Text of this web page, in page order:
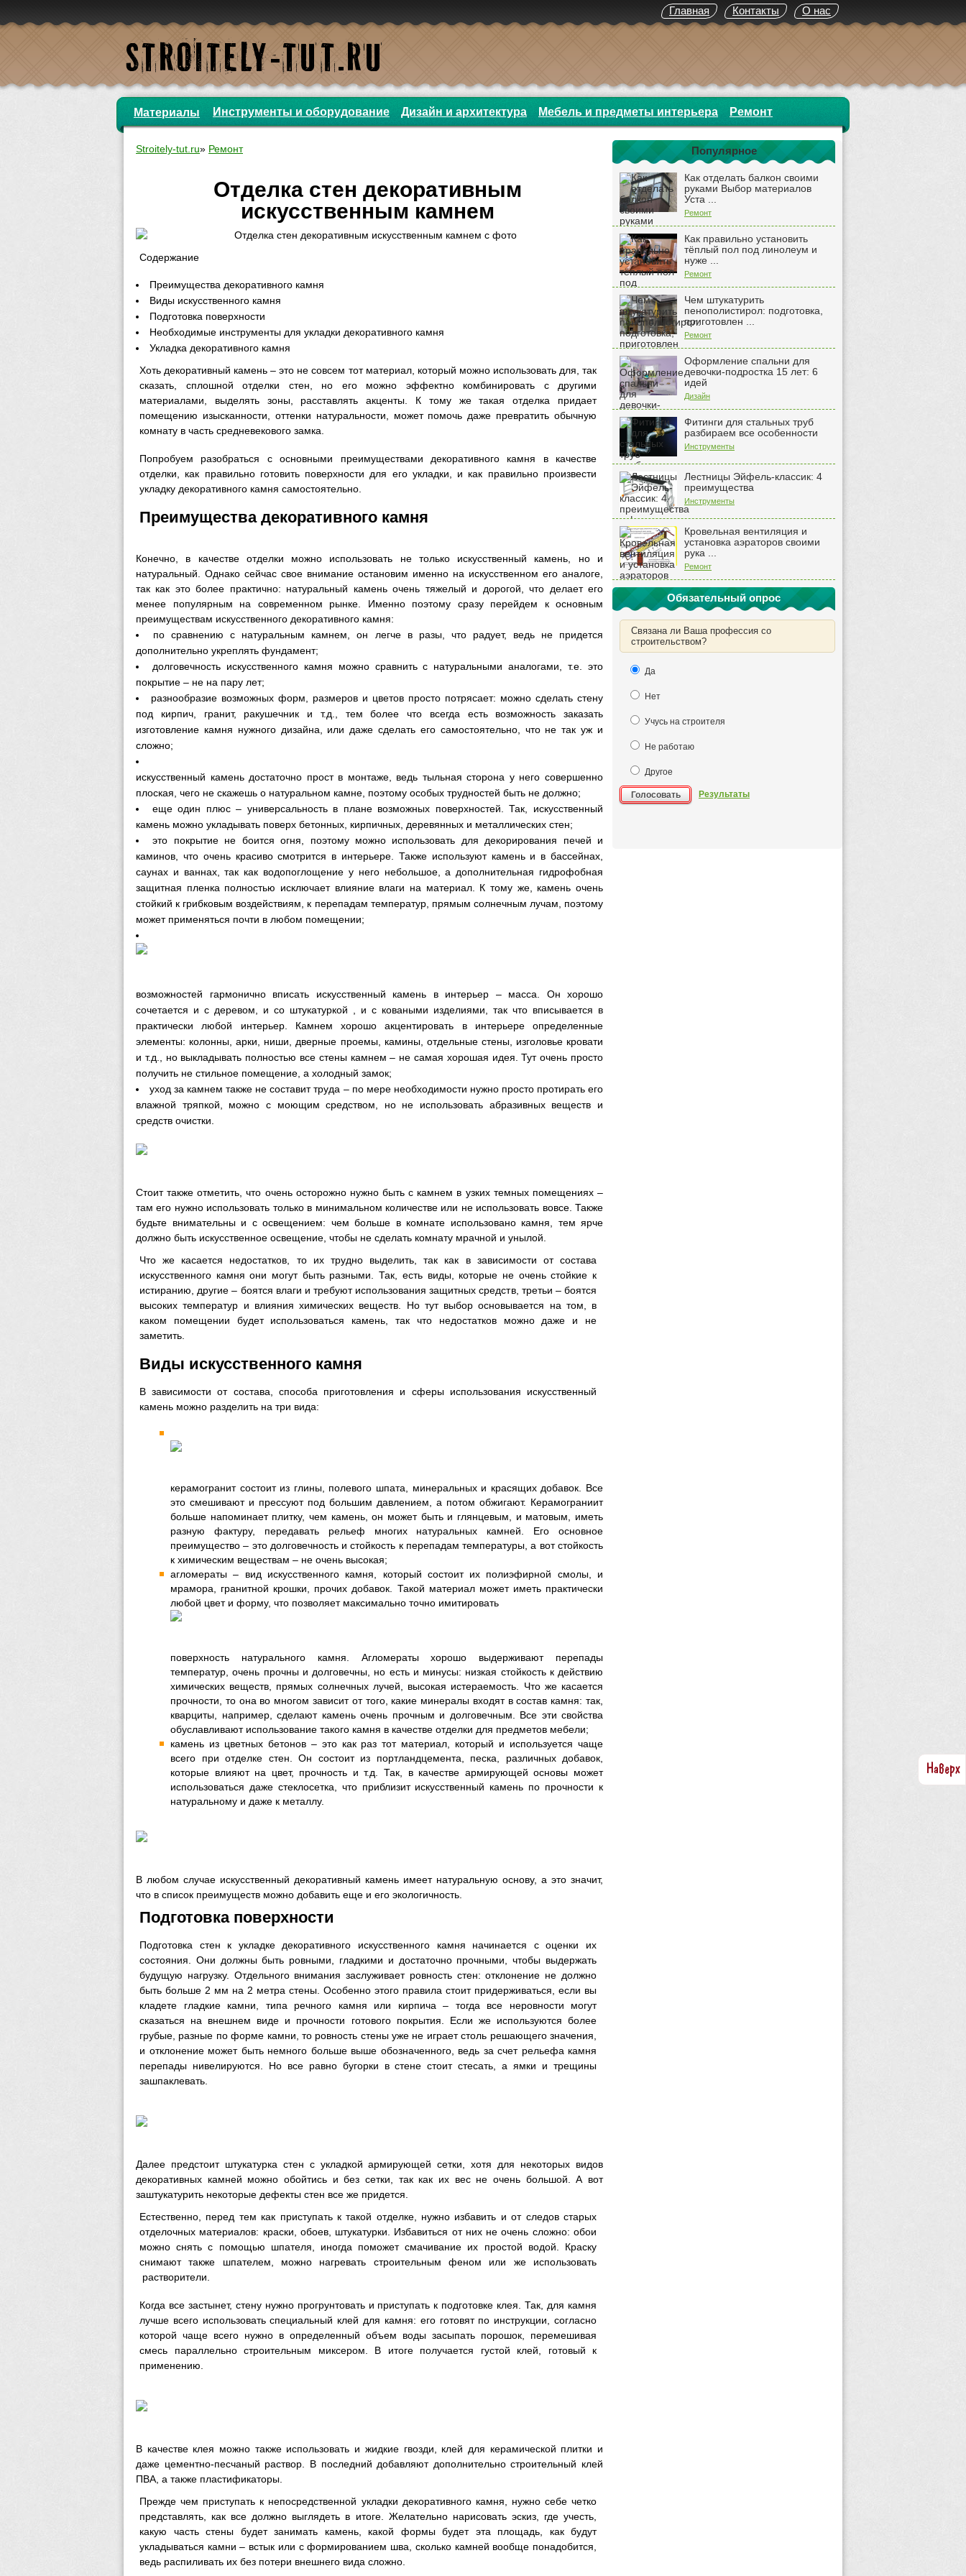
О нас
Контакты
Главная
Материалы Инструменты и оборудование Дизайн и архитектура Мебель и предметы интерьера Ремонт
Популярное
Как отделать балкон своими
руками Выбор материалов
Уста ...
Ремонт
Как правильно установить
тёплый пол под линолеум и
нуже ...
Ремонт
Чем штукатурить
пенополистирол: подготовка,
приготовлен ...
Ремонт
Оформление спальни для
девочки-подростка 15 лет: 6
идей
Дизайн
Фитинги для стальных труб
разбираем все особенности
Инструменты
Лестницы Эйфель-классик: 4
преимущества
Инструменты
Кровельная вентиляция и
установка аэраторов своими
рука ...
Ремонт
Обязательный опрос
Связана ли Ваша профессия со
строительством?
Да
Нет
Учусь на строителя
Не работаю
Другое
Голосовать Результаты
Stroitely-tut.ru» Ремонт
Отделка стен декоративным
искусственным камнем
Содержание
Преимущества декоративного камня
Виды искусственного камня
Подготовка поверхности
Необходимые инструменты для укладки декоративного камня
Укладка декоративного камня
Хоть декоративный камень – это не совсем тот материал, который можно использовать для, так
сказать, сплошной отделки стен, но его можно эффектно комбинировать с другими
материалами, выделять зоны, расставлять акценты. К тому же такая отделка придает
помещению изысканности, оттенки натуральности, может помочь даже превратить обычную
комнату в часть средневекового замка.
Попробуем разобраться с основными преимуществами декоративного камня в качестве
отделки, как правильно готовить поверхности для его укладки, и как правильно произвести
укладку декоративного камня самостоятельно.
Преимущества декоративного камня
Конечно, в качестве отделки можно использовать не только искусственный камень, но и
натуральный. Однако сейчас свое внимание остановим именно на искусственном его аналоге,
так как это более практично: натуральный камень очень тяжелый и дорогой, что делает его
менее популярным на современном рынке. Именно поэтому сразу перейдем к основным
преимуществам искусственного декоративного камня:
по сравнению с натуральным камнем, он легче в разы, что радует, ведь не придется
дополнительно укреплять фундамент;
долговечность искусственного камня можно сравнить с натуральными аналогами, т.е. это
покрытие – не на пару лет;
разнообразие возможных форм, размеров и цветов просто потрясает: можно сделать стену
под кирпич, гранит, ракушечник и т.д., тем более что всегда есть возможность заказать
изготовление камня нужного дизайна, или даже сделать его самостоятельно, что не так уж и
сложно;
искусственный камень достаточно прост в монтаже, ведь тыльная сторона у него совершенно
плоская, чего не скажешь о натуральном камне, поэтому особых трудностей быть не должно;
еще один плюс – универсальность в плане возможных поверхностей. Так, искусственный
камень можно укладывать поверх бетонных, кирпичных, деревянных и металлических стен;
это покрытие не боится огня, поэтому можно использовать для декорирования печей и
каминов, что очень красиво смотрится в интерьере. Также используют камень и в бассейнах,
саунах и ваннах, так как водопоглощение у него небольшое, а дополнительная гидрофобная
защитная пленка полностью исключает влияние влаги на материал. К тому же, камень очень
стойкий к грибковым воздействиям, к перепадам температур, прямым солнечным лучам, поэтому
может применяться почти в любом помещении;
возможностей гармонично вписать искусственный камень в интерьер – масса. Он хорошо
сочетается и с деревом, и со штукатуркой , и с коваными изделиями, так что вписывается в
практически любой интерьер. Камнем хорошо акцентировать в интерьере определенные
элементы: колонны, арки, ниши, дверные проемы, камины, отдельные стены, изголовье кровати
и т.д., но выкладывать полностью все стены камнем – не самая хорошая идея. Тут очень просто
получить не стильное помещение, а холодный замок;
уход за камнем также не составит труда – по мере необходимости нужно просто протирать его
влажной тряпкой, можно с моющим средством, но не использовать абразивных веществ и
средств очистки.
Стоит также отметить, что очень осторожно нужно быть с камнем в узких темных помещениях –
там его нужно использовать только в минимальном количестве или не использовать вовсе. Также
будьте внимательны и с освещением: чем больше в комнате использовано камня, тем ярче
должно быть искусственное освещение, чтобы не сделать комнату мрачной и унылой.
Что же касается недостатков, то их трудно выделить, так как в зависимости от состава
искусственного камня они могут быть разными. Так, есть виды, которые не очень стойкие к
истиранию, другие – боятся влаги и требуют использования защитных средств, третьи – боятся
высоких температур и влияния химических веществ. Но тут выбор основывается на том, в
каком помещении будет использоваться камень, так что недостатков можно даже и не
заметить.
Виды искусственного камня
В зависимости от состава, способа приготовления и сферы использования искусственный
камень можно разделить на три вида:
керамогранит состоит из глины, полевого шпата, минеральных и красящих добавок. Все
это смешивают и прессуют под большим давлением, а потом обжигают. Керамограниит
больше напоминает плитку, чем камень, он может быть и глянцевым, и матовым, иметь
разную фактуру, передавать рельеф многих натуральных камней. Его основное
преимущество – это долговечность и стойкость к перепадам температуры, а вот стойкость
к химическим веществам – не очень высокая;
агломераты – вид искусственного камня, который состоит их полиэфирной смолы, и
мрамора, гранитной крошки, прочих добавок. Такой материал может иметь практически
любой цвет и форму, что позволяет максимально точно имитировать
поверхность натурального камня. Агломераты хорошо выдерживают перепады
температур, очень прочны и долговечны, но есть и минусы: низкая стойкость к действию
химических веществ, прямых солнечных лучей, высокая истераемость. Что же касается
прочности, то она во многом зависит от того, какие минералы входят в состав камня: так,
кварциты, например, сделают камень очень прочным и долговечным. Все эти свойства
обуславливают использование такого камня в качестве отделки для предметов мебели;
камень из цветных бетонов – это как раз тот материал, который и используется чаще
всего при отделке стен. Он состоит из портландцемента, песка, различных добавок,
которые влияют на цвет, прочность и т.д. Так, в качестве армирующей основы может
использоваться даже стеклосетка, что приблизит искусственный камень по прочности к
натуральному и даже к металлу.
В любом случае искусственный декоративный камень имеет натуральную основу, а это значит,
что в список преимуществ можно добавить еще и его экологичность.
Подготовка поверхности
Подготовка стен к укладке декоративного искусственного камня начинается с оценки их
состояния. Они должны быть ровными, гладкими и достаточно прочными, чтобы выдержать
будущую нагрузку. Отдельного внимания заслуживает ровность стен: отклонение не должно
быть больше 2 мм на 2 метра стены. Особенно этого правила стоит придерживаться, если вы
кладете гладкие камни, типа речного камня или кирпича – тогда все неровности могут
сказаться на внешнем виде и прочности готового покрытия. Если же используются более
грубые, разные по форме камни, то ровность стены уже не играет столь решающего значения,
и отклонение может быть немного больше выше обозначенного, ведь за счет рельефа камня
перепады нивелируются. Но все равно бугорки в стене стоит стесать, а ямки и трещины
зашпаклевать.
Далее предстоит штукатурка стен с укладкой армирующей сетки, хотя для некоторых видов
декоративных камней можно обойтись и без сетки, так как их вес не очень большой. А вот
заштукатурить некоторые дефекты стен все же придется.
Естественно, перед тем как приступать к такой отделке, нужно избавить и от следов старых
отделочных материалов: краски, обоев, штукатурки. Избавиться от них не очень сложно: обои
можно снять с помощью шпателя, иногда поможет смачивание их простой водой. Краску
снимают также шпателем, можно нагревать строительным феном или же использовать
растворители.
Когда все застынет, стену нужно прогрунтовать и приступать к подготовке клея. Так, для камня
лучше всего использовать специальный клей для камня: его готовят по инструкции, согласно
которой чаще всего нужно в определенный объем воды засыпать порошок, перемешивая
смесь параллельно строительным миксером. В итоге получается густой клей, готовый к
применению.
В качестве клея можно также использовать и жидкие гвозди, клей для керамической плитки и
даже цементно-песчаный раствор. В последний добавляют дополнительно строительный клей
ПВА, а также пластификаторы.
Прежде чем приступать к непосредственной укладки декоративного камня, нужно себе четко
представлять, как все должно выглядеть в итоге. Желательно нарисовать эскиз, где учесть,
какую часть стены будет занимать камень, какой формы будет эта площадь, как будут
укладываться камни – встык или с формированием шва, сколько камней вообще понадобится,
ведь распиливать их без потери внешнего вида сложно.